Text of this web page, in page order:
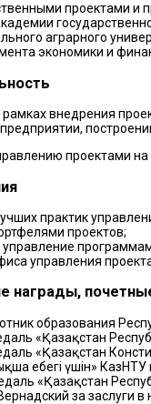
проектами и
аграрного
экономики и
внедрения
проектами на
практик
проектов;
управления
награды,
образования
«Қазақстан
«Қазақстан
еңбегі үшін»
«Қазақстан
за заслуги